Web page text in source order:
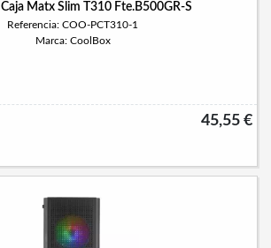
Matx Slim T310 Fte.B500GR-S
Referencia: COO-PCT310-1
Marca: CoolBox
45,55 €